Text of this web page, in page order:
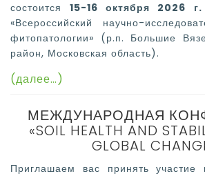
состоится15-16 октября 2026 г.
«Всероссийский научно-
фитопатологии» (р.п. Большие
район, Московская область).
(далее…)
МЕЖДУНАРОДНАЯ
«SOIL HEALTH AND
GLOBAL
Приглашаем вас принять участие